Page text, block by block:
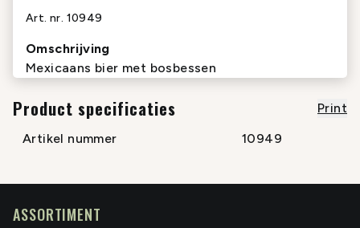
Art. nr. 10949
Omschrijving
Mexicaans bier met bosbessen
Product specificaties
Print
Artikel nummer
10949
ASSORTIMENT